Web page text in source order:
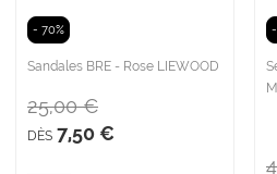
- 70%
Sandales BRE - Rose LIEWOOD
DÈS 7,50 €
25,00 €